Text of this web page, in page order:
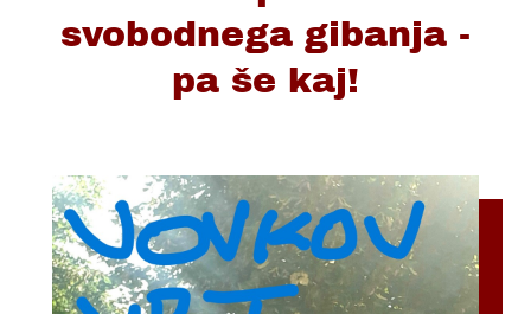
svobodnega gibanja -
pa še kaj!